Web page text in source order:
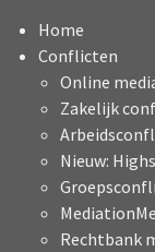
Home
Conflicten
Online
Zakelijk
Nieuw:
Rechtbank